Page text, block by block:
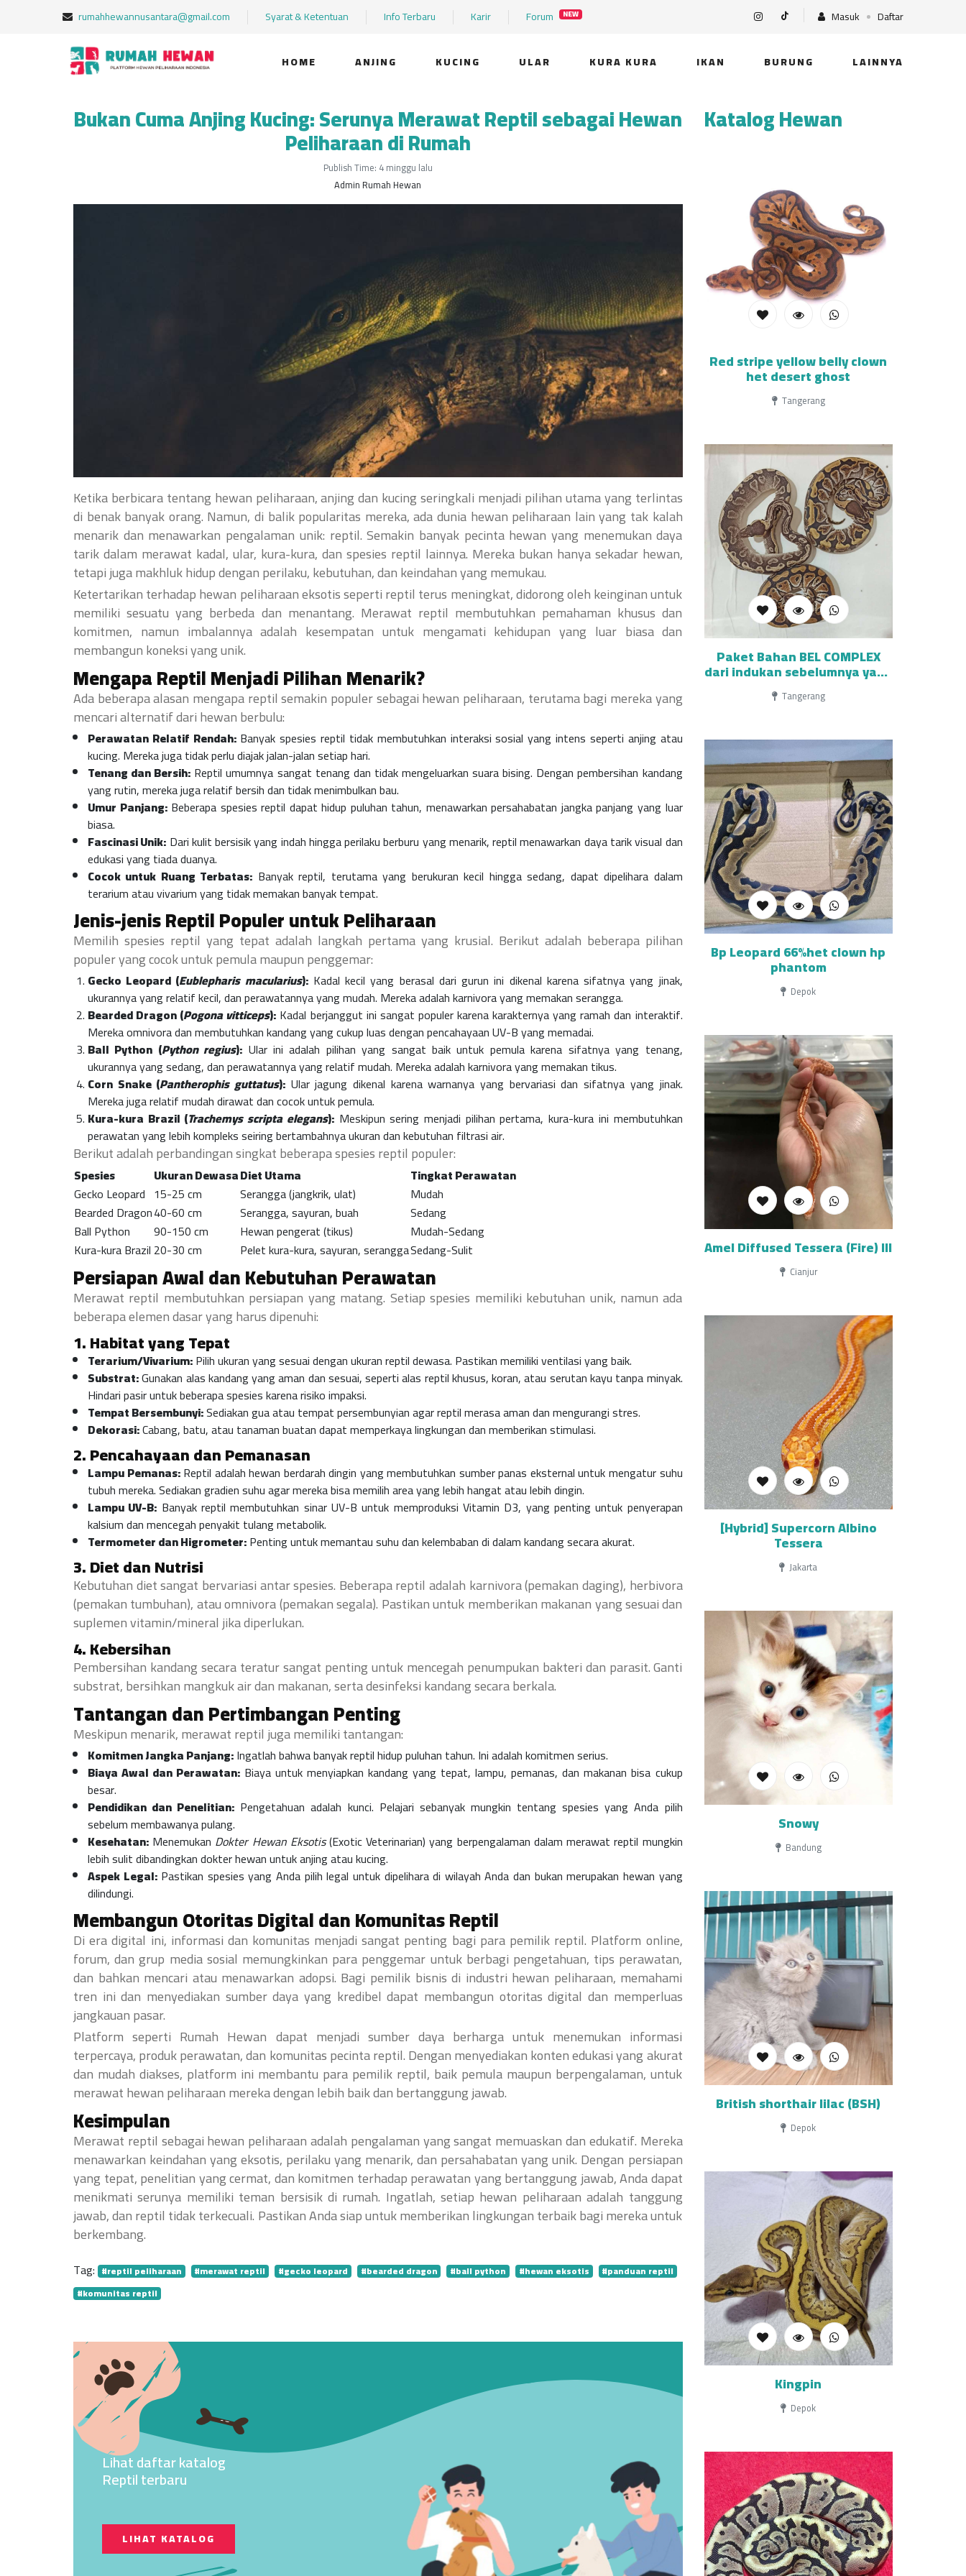
rumahhewannusantara@gmail.com Syarat & Ketentuan Info Terbaru Karir Forum NEW Masuk Daftar
HOME ANJING KUCING ULAR KURA KURA IKAN BURUNG LAINNYA
Bukan Cuma Anjing Kucing: Serunya Merawat Reptil sebagai Hewan
Peliharaan di Rumah
Publish Time: 4 minggu lalu
Admin Rumah Hewan
Ketika berbicara tentang hewan peliharaan, anjing dan kucing seringkali menjadi pilihan utama yang terlintas
di benak banyak orang. Namun, di balik popularitas mereka, ada dunia hewan peliharaan lain yang tak kalah
menarik dan menawarkan pengalaman unik: reptil. Semakin banyak pecinta hewan yang menemukan daya
tarik dalam merawat kadal, ular, kura-kura, dan spesies reptil lainnya. Mereka bukan hanya sekadar hewan,
tetapi juga makhluk hidup dengan perilaku, kebutuhan, dan keindahan yang memukau.
Ketertarikan terhadap hewan peliharaan eksotis seperti reptil terus meningkat, didorong oleh keinginan untuk
memiliki sesuatu yang berbeda dan menantang. Merawat reptil membutuhkan pemahaman khusus dan
komitmen, namun imbalannya adalah kesempatan untuk mengamati kehidupan yang luar biasa dan
membangun koneksi yang unik.
Mengapa Reptil Menjadi Pilihan Menarik?
Ada beberapa alasan mengapa reptil semakin populer sebagai hewan peliharaan, terutama bagi mereka yang
mencari alternatif dari hewan berbulu:
Perawatan Relatif Rendah:Banyak spesies reptil tidak membutuhkan interaksi sosial yang intens seperti anjing atau
kucing. Mereka juga tidak perlu diajak jalan-jalan setiap hari.
Tenang dan Bersih: Reptil umumnya sangat tenang dan tidak mengeluarkan suara bising. Dengan pembersihan kandang
yang rutin, mereka juga relatif bersih dan tidak menimbulkan bau.
Umur Panjang:Beberapa spesies reptil dapat hidup puluhan tahun, menawarkan persahabatan jangka panjang yang luar
biasa.
Fascinasi Unik: Dari kulit bersisik yang indah hingga perilaku berburu yang menarik, reptil menawarkan daya tarik visual dan
edukasi yang tiada duanya.
Cocok untuk Ruang Terbatas: Banyak reptil, terutama yang berukuran kecil hingga sedang, dapat dipelihara dalam
terarium atau vivarium yang tidak memakan banyak tempat.
Jenis-jenis Reptil Populer untuk Peliharaan
Memilih spesies reptil yang tepat adalah langkah pertama yang krusial. Berikut adalah beberapa pilihan
populer yang cocok untuk pemula maupun penggemar:
Gecko Leopard (Eublepharis macularius):Kadal kecil yang berasal dari gurun ini dikenal karena sifatnya yang jinak,
ukurannya yang relatif kecil, dan perawatannya yang mudah. Mereka adalah karnivora yang memakan serangga.
Bearded Dragon (Pogona vitticeps): Kadal berjanggut ini sangat populer karena karakternya yang ramah dan interaktif.
Mereka omnivora dan membutuhkan kandang yang cukup luas dengan pencahayaan UV-B yang memadai.
Ball Python (Python regius): Ular ini adalah pilihan yang sangat baik untuk pemula karena sifatnya yang tenang,
ukurannya yang sedang, dan perawatannya yang relatif mudah. Mereka adalah karnivora yang memakan tikus.
Corn Snake (Pantherophis guttatus): Ular jagung dikenal karena warnanya yang bervariasi dan sifatnya yang jinak.
Mereka juga relatif mudah dirawat dan cocok untuk pemula.
Kura-kura Brazil (Trachemys scripta elegans):Meskipun sering menjadi pilihan pertama, kura-kura ini membutuhkan
perawatan yang lebih kompleks seiring bertambahnya ukuran dan kebutuhan filtrasi air.
Berikut adalah perbandingan singkat beberapa spesies reptil populer:
Spesies Ukuran DewasaDiet Utama
Tingkat Perawatan
Gecko Leopard 15-25 cm Serangga (jangkrik, ulat)
Mudah
Bearded Dragon40-60 cm Serangga, sayuran, buah
Sedang
Ball Python
90-150 cm Hewan pengerat (tikus)
Mudah-Sedang
Kura-kura Brazil 20-30 cm Pelet kura-kura, sayuran, seranggaSedang-Sulit
Persiapan Awal dan Kebutuhan Perawatan
Merawat reptil membutuhkan persiapan yang matang. Setiap spesies memiliki kebutuhan unik, namun ada
beberapa elemen dasar yang harus dipenuhi:
1. Habitat yang Tepat
Terarium/Vivarium:Pilih ukuran yang sesuai dengan ukuran reptil dewasa. Pastikan memiliki ventilasi yang baik.
Substrat:Gunakan alas kandang yang aman dan sesuai, seperti alas reptil khusus, koran, atau serutan kayu tanpa minyak.
Hindari pasir untuk beberapa spesies karena risiko impaksi.
Tempat Bersembunyi:Sediakan gua atau tempat persembunyian agar reptil merasa aman dan mengurangi stres.
Dekorasi:Cabang, batu, atau tanaman buatan dapat memperkaya lingkungan dan memberikan stimulasi.
2. Pencahayaan dan Pemanasan
Lampu Pemanas:Reptil adalah hewan berdarah dingin yang membutuhkan sumber panas eksternal untuk mengatur suhu
tubuh mereka. Sediakan gradien suhu agar mereka bisa memilih area yang lebih hangat atau lebih dingin.
Lampu UV-B: Banyak reptil membutuhkan sinar UV-B untuk memproduksi Vitamin D3, yang penting untuk penyerapan
kalsium dan mencegah penyakit tulang metabolik.
Termometer dan Higrometer:Penting untuk memantau suhu dan kelembaban di dalam kandang secara akurat.
3. Diet dan Nutrisi
Kebutuhan diet sangat bervariasi antar spesies. Beberapa reptil adalah karnivora (pemakan daging), herbivora
(pemakan tumbuhan), atau omnivora (pemakan segala). Pastikan untuk memberikan makanan yang sesuai dan
suplemen vitamin/mineral jika diperlukan.
4. Kebersihan
Pembersihan kandang secara teratur sangat penting untuk mencegah penumpukan bakteri dan parasit. Ganti
substrat, bersihkan mangkuk air dan makanan, serta desinfeksi kandang secara berkala.
Tantangan dan Pertimbangan Penting
Meskipun menarik, merawat reptil juga memiliki tantangan:
Komitmen Jangka Panjang:Ingatlah bahwa banyak reptil hidup puluhan tahun. Ini adalah komitmen serius.
Biaya Awal dan Perawatan: Biaya untuk menyiapkan kandang yang tepat, lampu, pemanas, dan makanan bisa cukup
besar.
Pendidikan dan Penelitian: Pengetahuan adalah kunci. Pelajari sebanyak mungkin tentang spesies yang Anda pilih
sebelum membawanya pulang.
Kesehatan: Menemukan Dokter Hewan Eksotis(Exotic Veterinarian) yang berpengalaman dalam merawat reptil mungkin
lebih sulit dibandingkan dokter hewan untuk anjing atau kucing.
Aspek Legal:Pastikan spesies yang Anda pilih legal untuk dipelihara di wilayah Anda dan bukan merupakan hewan yang
dilindungi.
Membangun Otoritas Digital dan Komunitas Reptil
Di era digital ini, informasi dan komunitas menjadi sangat penting bagi para pemilik reptil. Platform online,
forum, dan grup media sosial memungkinkan para penggemar untuk berbagi pengetahuan, tips perawatan,
dan bahkan mencari atau menawarkan adopsi. Bagi pemilik bisnis di industri hewan peliharaan, memahami
tren ini dan menyediakan sumber daya yang kredibel dapat membangun otoritas digital dan memperluas
jangkauan pasar.
Platform seperti Rumah Hewan dapat menjadi sumber daya berharga untuk menemukan informasi
terpercaya, produk perawatan, dan komunitas pecinta reptil. Dengan menyediakan konten edukasi yang akurat
dan mudah diakses, platform ini membantu para pemilik reptil, baik pemula maupun berpengalaman, untuk
merawat hewan peliharaan mereka dengan lebih baik dan bertanggung jawab.
Kesimpulan
Merawat reptil sebagai hewan peliharaan adalah pengalaman yang sangat memuaskan dan edukatif. Mereka
menawarkan keindahan yang eksotis, perilaku yang menarik, dan persahabatan yang unik. Dengan persiapan
yang tepat, penelitian yang cermat, dan komitmen terhadap perawatan yang bertanggung jawab, Anda dapat
menikmati serunya memiliki teman bersisik di rumah. Ingatlah, setiap hewan peliharaan adalah tanggung
jawab, dan reptil tidak terkecuali. Pastikan Anda siap untuk memberikan lingkungan terbaik bagi mereka untuk
berkembang.
Tag: #reptil peliharaan #merawat reptil #gecko leopard #bearded dragon #ball python #hewan eksotis
#panduan reptil
#komunitas reptil
Lihat daftar katalog
Reptil terbaru
LIHAT KATALOG
Katalog Hewan
Red stripe yellow belly clown
het desert ghost
Tangerang
Paket Bahan BEL COMPLEX
dari indukan sebelumnya yang
Proven
Tangerang
Bp Leopard 66%het clown hp
phantom
Depok
Amel Diffused Tessera (Fire) III
Cianjur
[Hybrid] Supercorn Albino
Tessera
Jakarta
Snowy
Bandung
British shorthair lilac (BSH)
Depok
Kingpin
Depok